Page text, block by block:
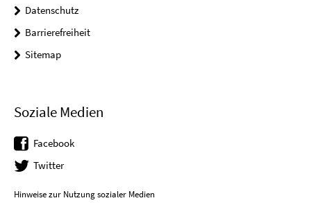
Datenschutz
Barrierefreiheit
Sitemap
Soziale Medien
Facebook
Twitter
Hinweise zur Nutzung sozialer Medien